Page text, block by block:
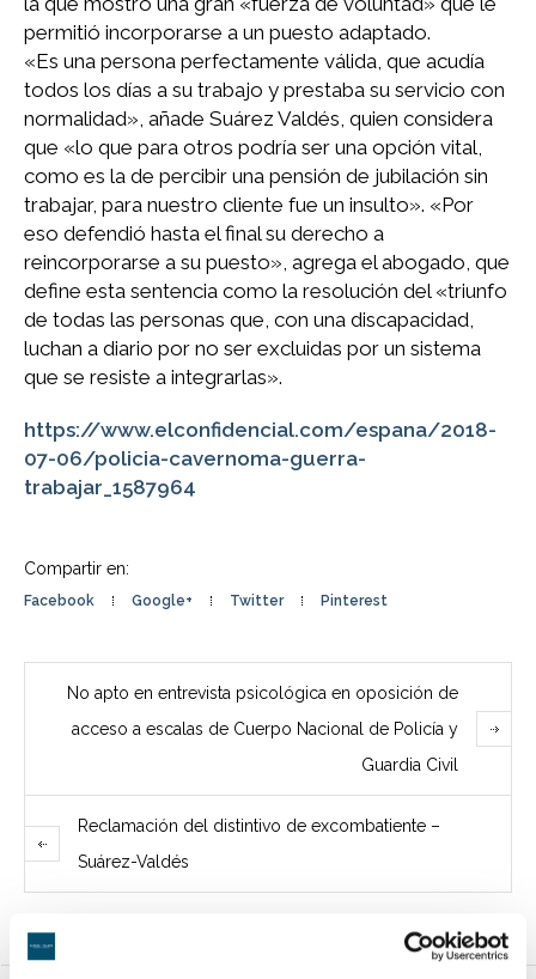
permitió incorporarse a un puesto adaptado.
«Es una persona perfectamente válida, que acudía
todos los días a su trabajo y prestaba su servicio con
normalidad», añade Suárez Valdés, quien considera
que «lo que para otros podría ser una opción vital,
como es la de percibir una pensión de jubilación sin
trabajar, para nuestro cliente fue un insulto». «Por
eso defendió hasta el final su derecho a
reincorporarse a su puesto», agrega el abogado, que
define esta sentencia como la resolución del «triunfo
de todas las personas que, con una discapacidad,
luchan a diario por no ser excluidas por un sistema
que se resiste a integrarlas».
https://www.elconfidencial.com/espana/2018-
07-06/policia-cavernoma-guerra-
trabajar_1587964
Compartir en:
Facebook Google+ Twitter Pinterest
No apto en entrevista psicológica en oposición de
acceso a escalas de Cuerpo Nacional de Policía y
Guardia Civil
Reclamación del distintivo de excombatiente –
Suárez-Valdés